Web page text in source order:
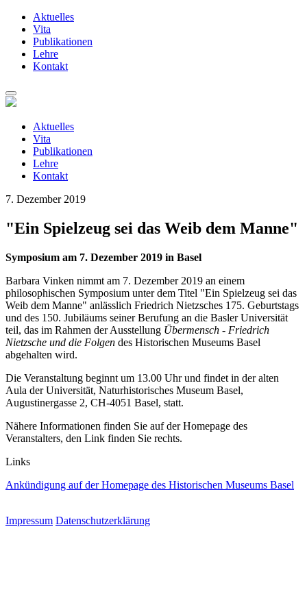
Aktuelles
Vita
Publikationen
Lehre
Kontakt
Zum
springenAktuelles
Vita
Publikationen
Lehre
Kontakt
7. Dezember 2019
"Ein Spielzeug sei das Weib dem Manne"
Symposium am 7. Dezember 2019 in Basel
Barbara Vinken nimmt am 7. Dezember 2019 an einem
philosophischen Symposium unter dem Titel "Ein Spielzeug sei das
Weib dem Manne" anlässlich Friedrich Nietzsches 175. Geburtstags
und des 150. Jubiläums seiner Berufung an die Basler Universität
teil, das im Rahmen der Ausstellung Übermensch - Friedrich
Nietzsche und die Folgen des Historischen Museums Basel
abgehalten wird.
Die Veranstaltung beginnt um 13.00 Uhr und findet in der alten
Aula der Universität, Naturhistorisches Museum Basel,
Augustinergasse 2, CH-4051 Basel, statt.
Nähere Informationen finden Sie auf der Homepage des
Veranstalters, den Link finden Sie rechts.
Links
Ankündigung auf der Homepage des Historischen Museums Basel
Impressum Datenschutzerklärung